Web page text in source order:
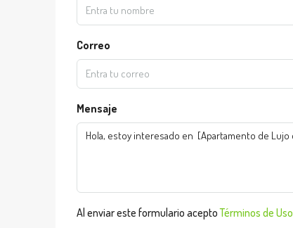
Correo
Mensaje
Al enviar este formulario aceptoTérminos de Uso